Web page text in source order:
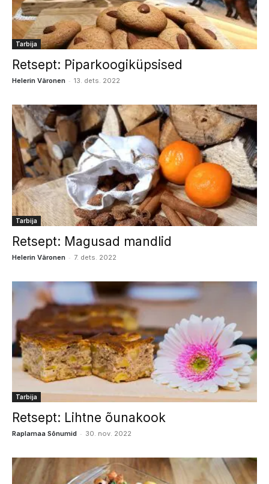
Tarbija
Retsept: Piparkoogiküpsised
Helerin Väronen - 13. dets. 2022
Tarbija
Retsept: Magusad mandlid
Helerin Väronen - 7. dets. 2022
Tarbija
Retsept: Lihtne õunakook
Raplamaa Sõnumid - 30. nov. 2022